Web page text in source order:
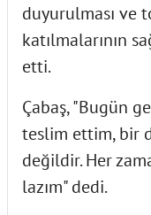
duyurulması ve
katılmalarının
etti.
Çabaş, "Bugün
teslim ettim, bir
değildir. Her
lazım" dedi.